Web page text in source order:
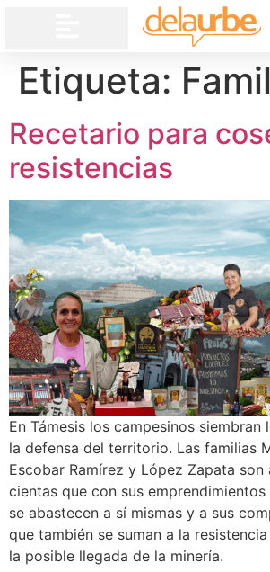
Etiqueta:
Recetario para
resistencias
En Támesis los campesinos siembran
la defensa del territorio. Las familias
Escobar Ramírez y López Zapata son
cientas que con sus
se abastecen a sí mismas y a sus
que también se suman a la
la posible llegada de la minería.